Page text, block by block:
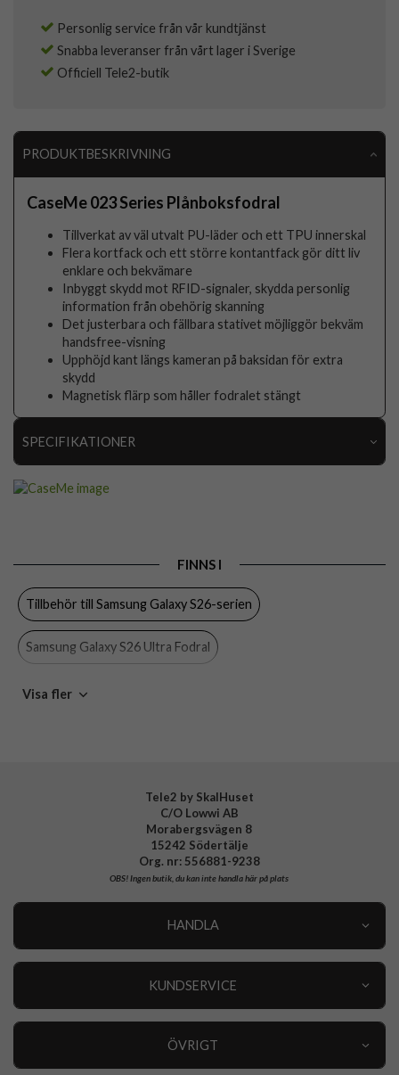
Personlig service från vår kundtjänst
Snabba leveranser från vårt lager i Sverige
Officiell Tele2-butik
PRODUKTBESKRIVNING
CaseMe 023 Series Plånboksfodral
Tillverkat av väl utvalt PU-läder och ett TPU innerskal
Flera kortfack och ett större kontantfack gör ditt liv
enklare och bekvämare
Inbyggt skydd mot RFID-signaler, skydda personlig
information från obehörig skanning
Det justerbara och fällbara stativet möjliggör bekväm
handsfree-visning
Upphöjd kant längs kameran på baksidan för extra
skydd
Magnetisk flärp som håller fodralet stängt
SPECIFIKATIONER
Kortfack, RFID-skydd, Stativfunktion
Färg
Konstläder, Mjukplast (TPU)
FINNS I
Tillbehör till Samsung Galaxy S26-serien
Samsung Galaxy S26 Ultra Fodral
Samsung Galaxy S26 Ultra
Visa fler
Tele2 by SkalHuset
C/O Lowwi AB
Morabergsvägen 8
15242 Södertälje
Org. nr: 556881-9238
OBS!Ingen butik, du kan inte handla här på plats
HANDLA
KUNDSERVICE
ÖVRIGT